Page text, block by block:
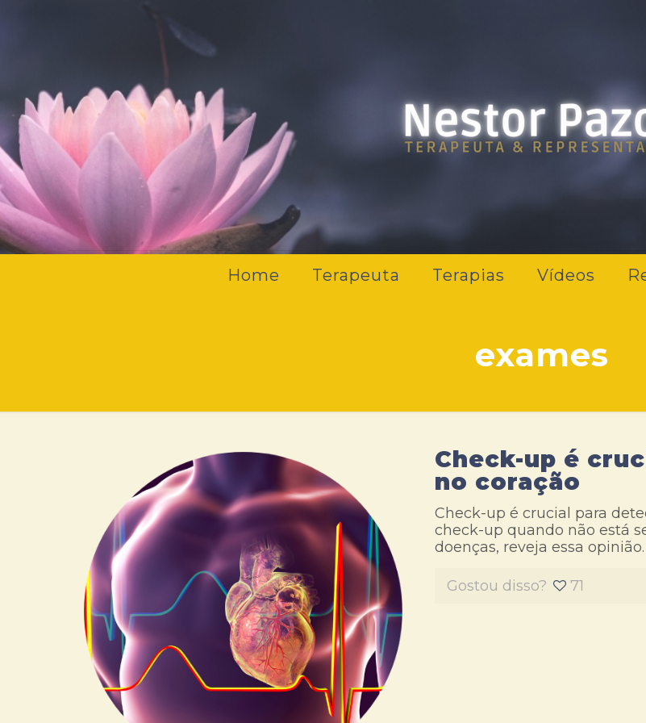
Home Terapeuta Terapias Vídeos
exames
Check-up é
no coração
Check-up é crucial para
check-up quando não está
doenças, reveja essa
Gostou disso? 71